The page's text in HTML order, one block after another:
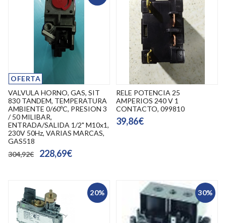
OFERTA
VALVULA HORNO, GAS, SIT
830 TANDEM, TEMPERATURA
AMBIENTE 0/60ºC, PRESION 3
/ 50 MILIBAR,
ENTRADA/SALIDA 1/2" M10x1,
230V 50Hz, VARIAS MARCAS,
GAS518
304,92€
228,69€
RELE POTENCIA 25
AMPERIOS 240 V 1
CONTACTO, 099810
39,86€
20% 30%